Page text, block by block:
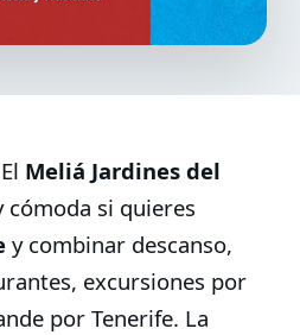
El Meliá Jardines del
cómoda si quieres
y combinar descanso,
excursiones por
por Tenerife. La